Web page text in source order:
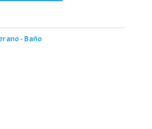
- Baño